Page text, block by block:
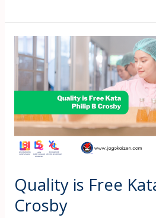
Quality is Free
Crosby
Quality
is
Free
Kata
B
Crosby